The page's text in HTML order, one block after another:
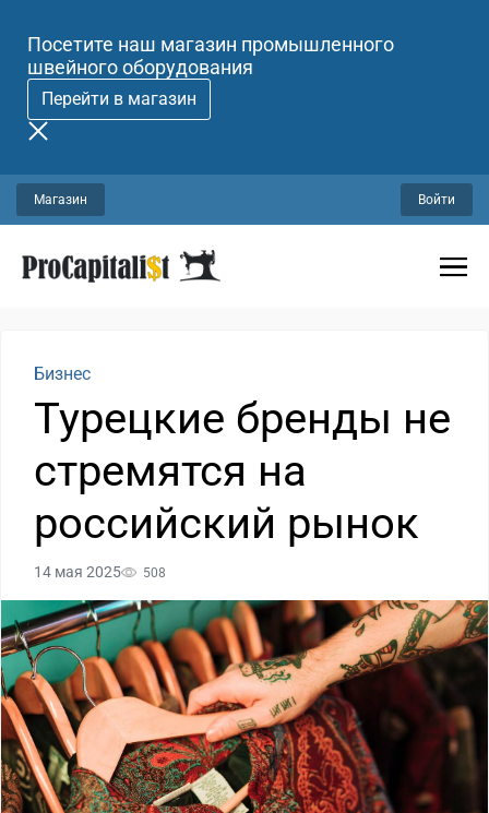
Посетите наш магазин промышленного
швейного оборудования
Перейти в магазин
Магазин Войти
Бизнес
Турецкие бренды не
стремятся на
российский рынок
14 мая 2025 508